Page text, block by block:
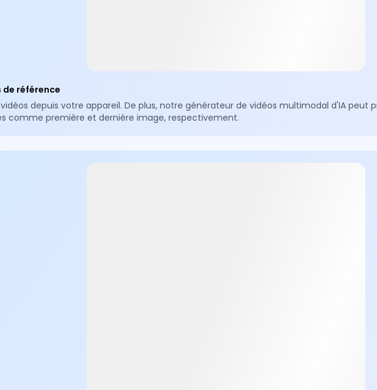
de référence
depuis votre appareil. De plus, notre générateur de vidéos multimodal d'IA peut
comme première et dernière image, respectivement.